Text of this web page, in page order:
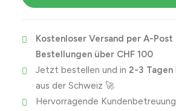
best
why
it
Taurus?
Menge
Kostenloser Versand per A-
Bestellungen über CHF 100
Jetzt bestellen und in 2-3 Tagen
aus der Schweiz 🚀
Hervorragende